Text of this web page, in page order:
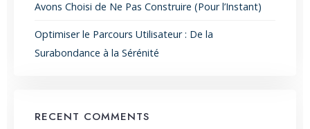
Avons Choisi de Ne Pas Construire (Pour l’Instant)
Optimiser le Parcours Utilisateur : De la
Surabondance à la Sérénité
RECENT COMMENTS